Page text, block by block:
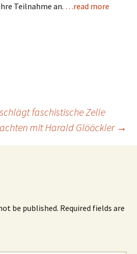
Teilnahme an. …read more
faschistische Zelle
mit Harald Glööckler →
be published. Required fields are